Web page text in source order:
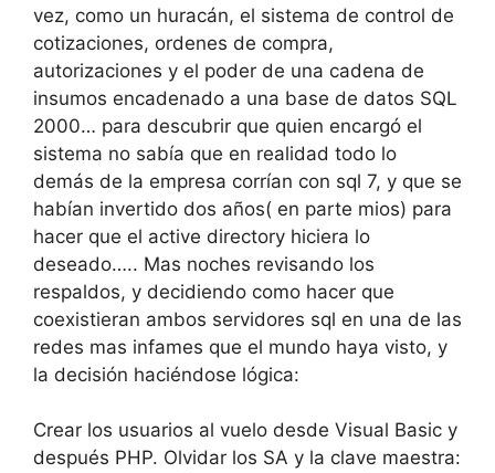
vez, como un huracán, el sistema de control de
cotizaciones, ordenes de compra,
autorizaciones y el poder de una cadena de
insumos encadenado a una base de datos SQL
2000… para descubrir que quien encargó el
sistema no sabía que en realidad todo lo
demás de la empresa corrían con sql 7, y que se
habían invertido dos años( en parte mios) para
hacer que el active directory hiciera lo
deseado….. Mas noches revisando los
respaldos, y decidiendo como hacer que
coexistieran ambos servidores sql en una de las
redes mas infames que el mundo haya visto, y
la decisión haciéndose lógica:
Crear los usuarios al vuelo desde Visual Basic y
después PHP. Olvidar los SA y la clave maestra: